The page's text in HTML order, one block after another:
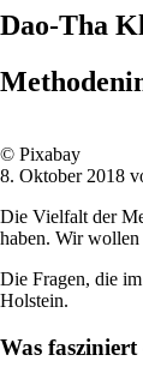
Dao-Tha
© Pixabay
8. Oktober 2018
Die Vielfalt der
haben. Wir wollen
Die Fragen, die
Holstein.
Was